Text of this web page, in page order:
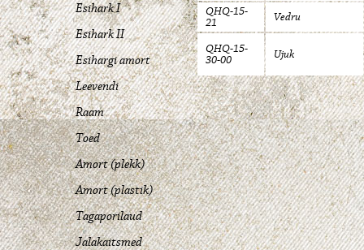
Esihark I
Esihark II
Esihargi amort
Leevendi
Raam
Toed
Amort (plekk)
Amort (plastik)
Tagaporilaud
Jalakaitsmed
QHQ-15-
21
Vedru
QHQ-15-
30-00
Ujuk